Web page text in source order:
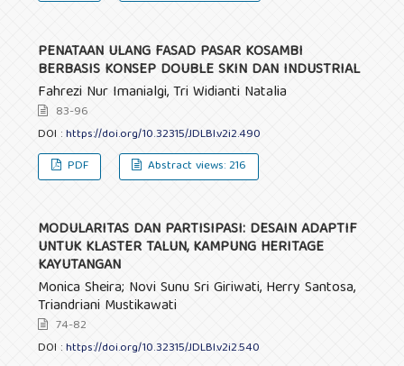
PENATAAN ULANG FASAD PASAR KOSAMBI
BERBASIS KONSEP DOUBLE SKIN DAN INDUSTRIAL
Fahrezi Nur Imanialgi, Tri Widianti Natalia
83-96
DOI :https://doi.org/10.32315/JDLBI.v2i2.490
PDF
Abstract views: 216
MODULARITAS DAN PARTISIPASI: DESAIN ADAPTIF
UNTUK KLASTER TALUN, KAMPUNG HERITAGE
KAYUTANGAN
Monica Sheira; Novi Sunu Sri Giriwati, Herry Santosa,
Triandriani Mustikawati
74-82
DOI :https://doi.org/10.32315/JDLBI.v2i2.540